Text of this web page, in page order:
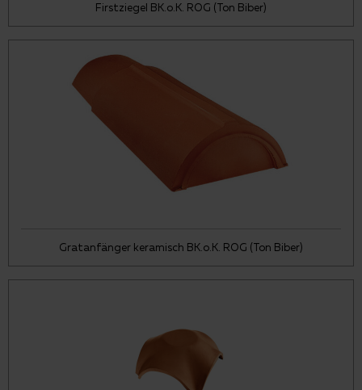
Firstziegel BK.o.K. ROG (Ton Biber)
Gratanfänger keramisch BK.o.K. ROG (Ton Biber)